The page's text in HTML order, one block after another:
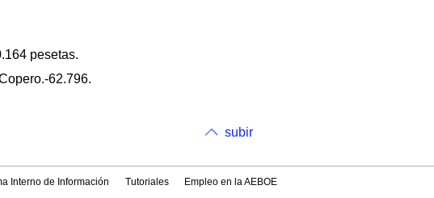
pesetas.
62.796.
subir
Interno de Información Tutoriales Empleo en la AEBOE